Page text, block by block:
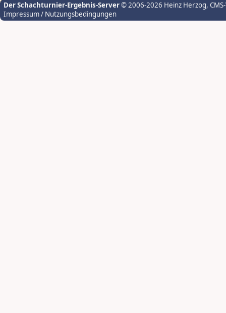
Der Schachturnier-Ergebnis-Server© 2006-2026 Heinz Herzog,
Impressum / Nutzungsbedingungen